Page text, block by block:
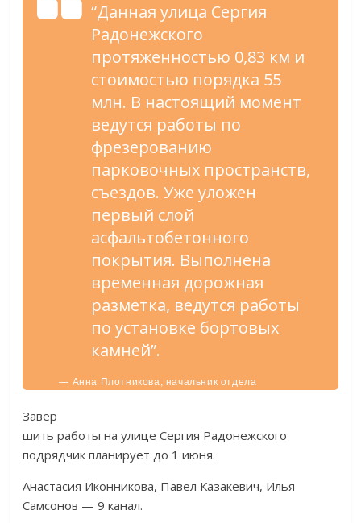
“Данная улица Сергия
Радонежского
протяженностью 0,83 км и
стоимостью порядка 55
млн. В настоящий момент
ведутся работы по
фрезерованию
парковочных пространств,
съездов. Уже уложен
первый слой
асфальтобетонного
покрытия. Выполнена
временная дорожная
разметка, ведутся работы
по установке бортовых
камней”.
— Анна Плотникова, начальник отдела
благоустройства и дорожного строительства
Завер
шить работы на улице Сергия Радонежского
подрядчик планирует до 1 июня.
Анастасия Иконникова, Павел Казакевич, Илья
Самсонов — 9 канал.